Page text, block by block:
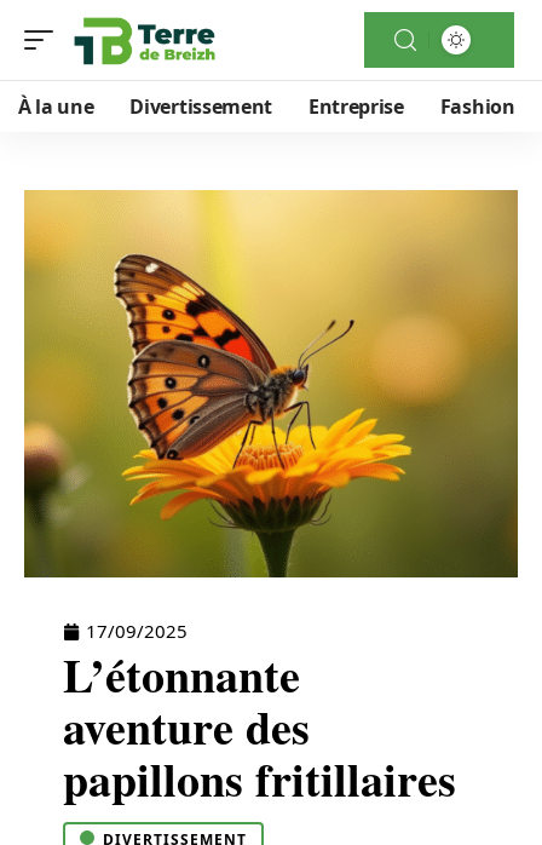
À la une Divertissement Entreprise Fashion
17/09/2025
L’étonnante
aventure des
papillons fritillaires
DIVERTISSEMENT